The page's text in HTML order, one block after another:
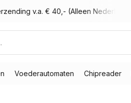
v.a. € 40,- (Alleen Nederland)
Voederautomaten Chipreader